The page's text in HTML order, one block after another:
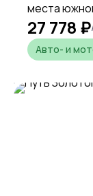
места
водопадов
27 778 ₽
Авто- и